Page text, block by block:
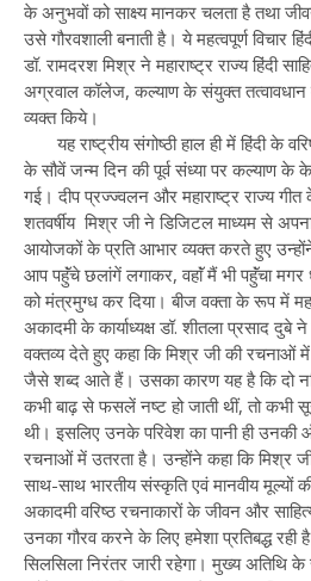
के अनुभवों को साक्ष्य मानकर चलता है तथा
उसे गौरवशाली बनाती है। ये महत्वपूर्ण विचार
डॉ. रामदरश मिश्र ने महाराष्ट्र राज्य हिंदी
अग्रवाल कॉलेज, कल्याण के संयुक्त तत्वावधान
व्यक्त किये।
यह राष्ट्रीय संगोष्ठी हाल ही में हिंदी के
के सौवें जन्म दिन की पूर्व संध्या पर कल्याण
गई। दीप प्रज्ज्वलन और महाराष्ट्र राज्य
शतवर्षीय मिश्र जी ने डिजिटल माध्यम से
आयोजकों के प्रति आभार व्यक्त करते हुए
आप पहुॅंचे छलांगें लगाकर, वहाॅं मैं भी पहुॅंचा मगर
को मंत्रमुग्ध कर दिया। बीज वक्ता के रूप में
अकादमी के कार्याध्यक्ष डॉ. शीतला प्रसाद दुबे
वक्तव्य देते हुए कहा कि मिश्र जी की रचनाओं
जैसे शब्द आते हैं। उसका कारण यह है कि दो
कभी बाढ़ से फसलें नष्ट हो जाती थीं, तो कभी
थी। इसलिए उनके परिवेश का पानी ही उनकी
रचनाओं में उतरता है। उन्होंने कहा कि मिश्र
साथ-साथ भारतीय संस्कृति एवं मानवीय मूल्यों
अकादमी वरिष्ठ रचनाकारों के जीवन और
उनका गौरव करने के लिए हमेशा प्रतिबद्ध रही
सिलसिला निरंतर जारी रहेगा। मुख्य अतिथि के